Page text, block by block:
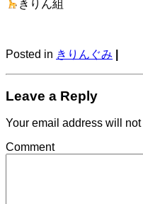
きりん組
Posted in きりんぐみ
Leave a Reply
Your email address will
Comment